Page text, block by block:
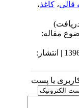
،‌کاغذ،
مقاله:
دریافت: 1396/12/4 | پذیرش: 1396/12/4 | انتشار:
یا پست